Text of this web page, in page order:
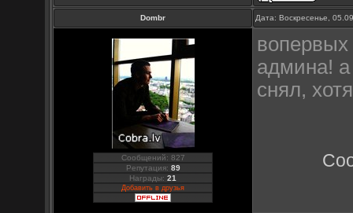
Dombr Дата: Воскресенье,
Сообщений: 827
Репутация: 89
Награды:21
Добавить в друзья
вопервых
админа!
снял,